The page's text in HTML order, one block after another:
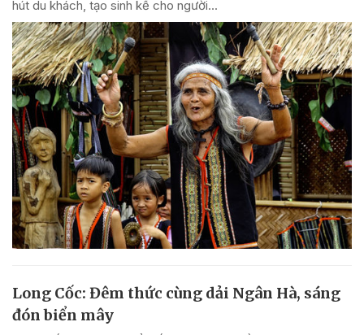
hút du khách, tạo sinh kế cho người...
Long Cốc: Đêm thức cùng dải Ngân Hà, sáng
đón biển mây